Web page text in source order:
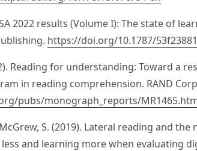
2022 results (Volume I): The state of
https://doi.org/10.1787/
Reading for understanding: Toward a
in reading comprehension. RAND
pubs/monograph_reports/
S. (2019). Lateral reading and the
less and learning more when evaluating